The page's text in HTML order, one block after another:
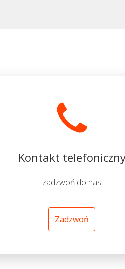
Kontakt telefoniczny
zadzwoń do nas
Zadzwoń